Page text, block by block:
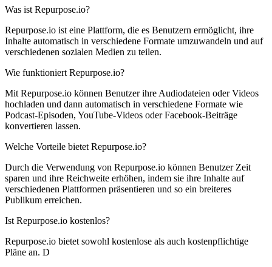
Was ist Repurpose.io?
Repurpose.io ist eine Plattform, die es Benutzern ermöglicht, ihre
Inhalte automatisch in verschiedene Formate umzuwandeln und auf
verschiedenen sozialen Medien zu teilen.
Wie funktioniert Repurpose.io?
Mit Repurpose.io können Benutzer ihre Audiodateien oder Videos
hochladen und dann automatisch in verschiedene Formate wie
Podcast-Episoden, YouTube-Videos oder Facebook-Beiträge
konvertieren lassen.
Welche Vorteile bietet Repurpose.io?
Durch die Verwendung von Repurpose.io können Benutzer Zeit
sparen und ihre Reichweite erhöhen, indem sie ihre Inhalte auf
verschiedenen Plattformen präsentieren und so ein breiteres
Publikum erreichen.
Ist Repurpose.io kostenlos?
Repurpose.io bietet sowohl kostenlose als auch kostenpflichtige
Pläne an. D